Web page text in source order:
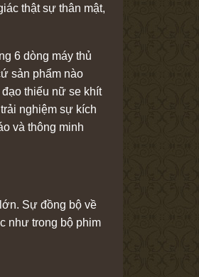
thật sự thân mật,
6 dòng máy thủ
sản phẩm nào
thiếu nữ se khít
nghiệm sự kích
và thông minh
Sự đồng bộ về
như trong bộ phim